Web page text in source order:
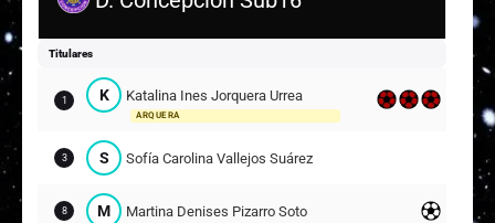
Titulares
1 K Katalina Ines Jorquera Urrea
ARQUERA
3 S Sofía Carolina Vallejos Suárez
8 M Martina Denises Pizarro Soto